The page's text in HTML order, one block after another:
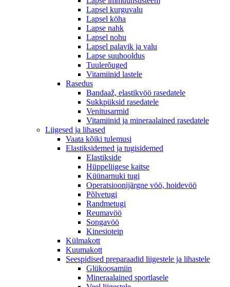
Lapsel kurguvalu
Lapsel köha
Lapse nahk
Lapsel nohu
Lapsel palavik ja valu
Lapse suuhooldus
Tuulerõuged
Vitamiinid lastele
Rasedus
Bandaaž, elastikvöö rasedatele
Sukkpüksid rasedatele
Venitusarmid
Vitamiinid ja mineraalained rasedatele
Liigesed ja lihased
Vaata kõiki tulemusi
Elastiksidemed ja tugisidemed
Elastikside
Hüppeliigese kaitse
Küünarnuki tugi
Operatsioonijärgne vöö, hoidevöö
Põlvetugi
Randmetugi
Reumavöö
Songavöö
Kinesioteip
Külmakott
Kuumakott
Seespidised preparaadid liigestele ja lihastele
Glükoosamiin
Mineraalained sportlasele